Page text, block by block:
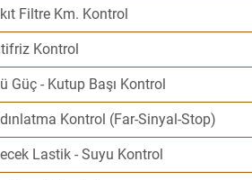
Filtre Km. Kontrol
Kontrol
Güç - Kutup Başı Kontrol
Kontrol (Far-Sinyal-Stop)
Lastik - Suyu Kontrol